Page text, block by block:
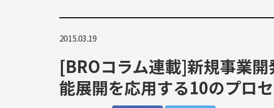
2015.03.19
[BROコラム連載]新規事業
能展開を応用する10のプロ